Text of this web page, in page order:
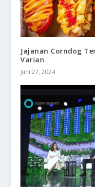
Jajanan Corndog
Varian
Juni 27, 2024